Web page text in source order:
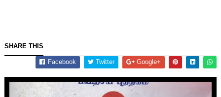
SHARE THIS
Facebook Twitter Google+